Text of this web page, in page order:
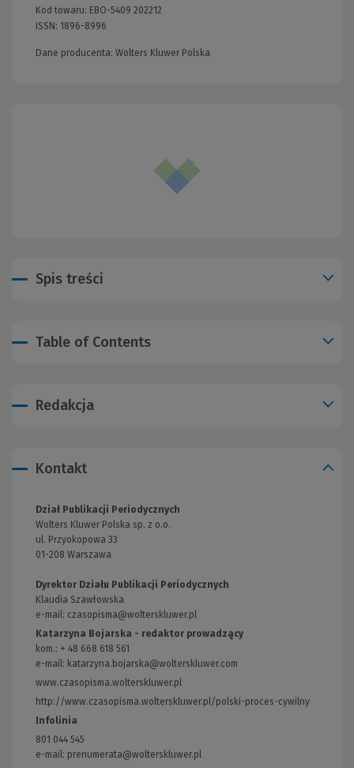
Kod towaru: EBO-5409 202212
ISSN: 1896-8996
Dane producenta: Wolters Kluwer Polska
Spis treści
Table of Contents
Redakcja
Kontakt
Dział Publikacji Periodycznych
Wolters Kluwer Polska sp. z o.o.
ul. Przyokopowa 33
01-208 Warszawa
Dyrektor Działu Publikacji Periodycznych
Klaudia Szawłowska
e-mail: czasopisma@wolterskluwer.pl
Katarzyna Bojarska - redaktor prowadzący
kom.: + 48 668 618 561
e-mail: katarzyna.bojarska@wolterskluwer.com
www.czasopisma.wolterskluwer.pl
do
http://www.czasopisma.wolterskluwer.pl/polski-proces-cywilny
Infolinia
801 044 545
e-mail: prenumerata@wolterskluwer.pl